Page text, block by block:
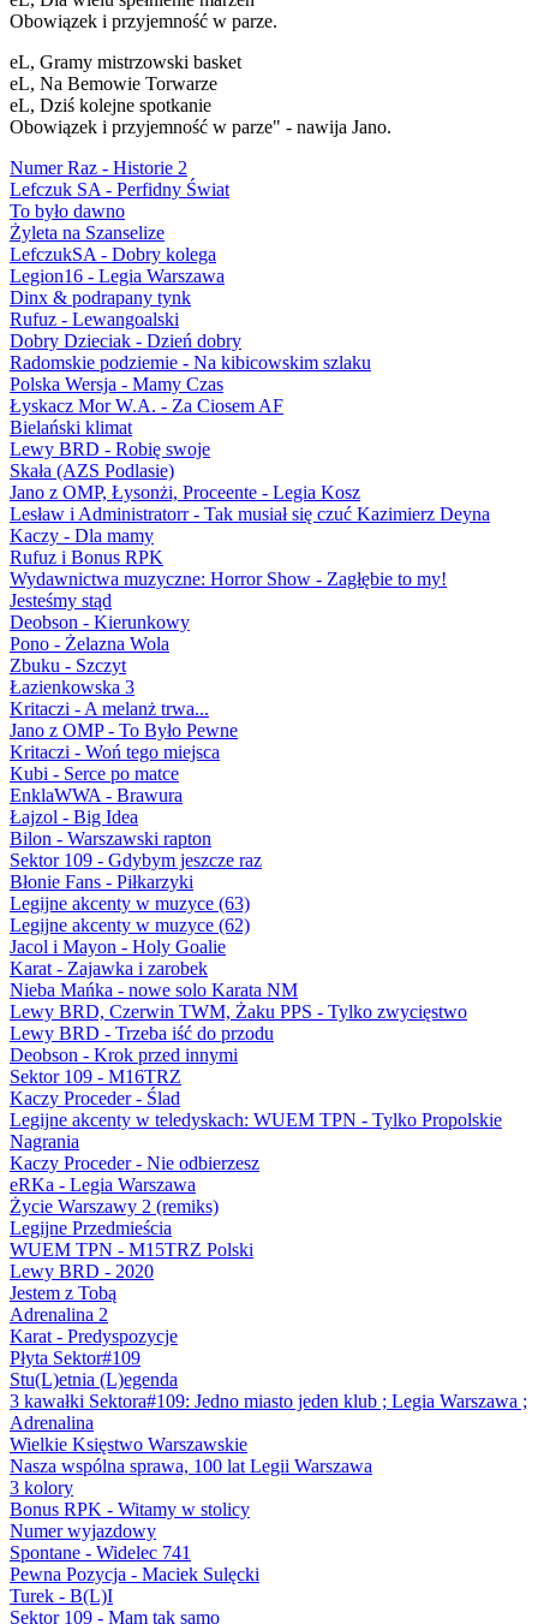
Obowiązek i przyjemność w parze.
eL, Gramy mistrzowski basket
eL, Na Bemowie Torwarze
eL, Dziś kolejne spotkanie
Obowiązek i przyjemność w parze" - nawija Jano.
Numer Raz - Historie 2
Lefczuk SA - Perfidny Świat
To było dawno
Żyleta na Szanselize
LefczukSA - Dobry kolega
Legion16 - Legia Warszawa
Dinx & podrapany tynk
Rufuz - Lewangoalski
Dobry Dzieciak - Dzień dobry
Radomskie podziemie - Na kibicowskim szlaku
Polska Wersja - Mamy Czas
Łyskacz Mor W.A. - Za Ciosem AF
Bielański klimat
Lewy BRD - Robię swoje
Skała (AZS Podlasie)
Jano z OMP, Łysonżi, Proceente - Legia Kosz
Lesław i Administratorr - Tak musiał się czuć Kazimierz Deyna
Kaczy - Dla mamy
Rufuz i Bonus RPK
Wydawnictwa muzyczne: Horror Show - Zagłębie to my!
Jesteśmy stąd
Deobson - Kierunkowy
Pono - Żelazna Wola
Zbuku - Szczyt
Łazienkowska 3
Kritaczi - A melanż trwa...
Jano z OMP - To Było Pewne
Kritaczi - Woń tego miejsca
Kubi - Serce po matce
EnklaWWA - Brawura
Łajzol - Big Idea
Bilon - Warszawski rapton
Sektor 109 - Gdybym jeszcze raz
Błonie Fans - Piłkarzyki
Legijne akcenty w muzyce (63)
Legijne akcenty w muzyce (62)
Jacol i Mayon - Holy Goalie
Karat - Zajawka i zarobek
Nieba Mańka - nowe solo Karata NM
Lewy BRD, Czerwin TWM, Żaku PPS - Tylko zwycięstwo
Lewy BRD - Trzeba iść do przodu
Deobson - Krok przed innymi
Sektor 109 - M16TRZ
Kaczy Proceder - Ślad
Legijne akcenty w teledyskach: WUEM TPN - Tylko Propolskie
Nagrania
Kaczy Proceder - Nie odbierzesz
eRKa - Legia Warszawa
Życie Warszawy 2 (remiks)
Legijne Przedmieścia
WUEM TPN - M15TRZ Polski
Lewy BRD - 2020
Jestem z Tobą
Adrenalina 2
Karat - Predyspozycje
Płyta Sektor#109
Stu(L)etnia (L)egenda
3 kawałki Sektora#109: Jedno miasto jeden klub ; Legia Warszawa ;
Adrenalina
Wielkie Księstwo Warszawskie
Nasza wspólna sprawa, 100 lat Legii Warszawa
3 kolory
Bonus RPK - Witamy w stolicy
Numer wyjazdowy
Spontane - Widelec 741
Pewna Pozycja - Maciek Sulęcki
Turek - B(L)I
Sektor 109 - Mam tak samo